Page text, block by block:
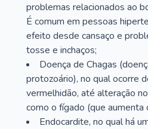
problemas relacionados ao
É comum em pessoas
efeito desde cansaço e
tosse e inchaços;
Doença de Chagas
protozoário), no qual ocorre
vermelhidão, até alteração
como o fígado (que aumenta
Endocardite, no qual há